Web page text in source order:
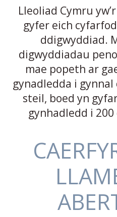
Lleoliad Cymru
gyfer eich
ddigwyddiad.
digwyddiadau
mae popeth ar
gynadledda i
steil, boed yn
gynhadledd i